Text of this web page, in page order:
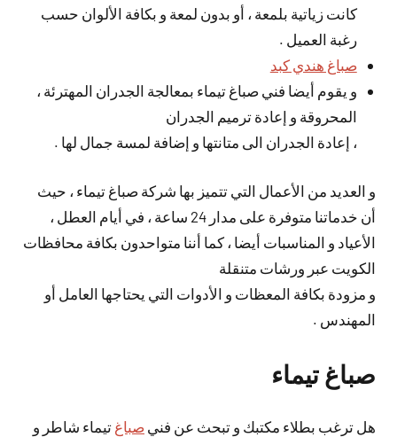
كانت زياتية بلمعة ، أو بدون لمعة و بكافة الألوان حسب
رغبة العميل .
صباغ هندي كبد
و يقوم أيضا فني صباغ تيماء بمعالجة الجدران المهترئة ،
المحروقة و إعادة ترميم الجدران
، إعادة الجدران الى متانتها و إضافة لمسة جمال لها .
و العديد من الأعمال التي تتميز بها شركة صباغ تيماء ، حيث
أن خدماتنا متوفرة على مدار 24 ساعة ، في أيام العطل ،
الأعياد و المناسبات أيضا ، كما أننا متواحدون بكافة محافظات
الكويت عبر ورشات متنقلة
و مزودة بكافة المعظات و الأدوات التي يحتاجها العامل أو
المهندس .
صباغ تيماء
هل ترغب بطلاء مكتبك و تبحث عن فني صباغ تيماء شاطر و